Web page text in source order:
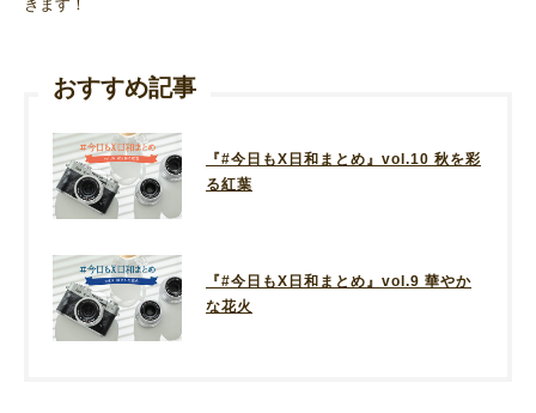
きます！
おすすめ記事
『#今日もX日和まとめ』vol.10 秋を彩
る紅葉
『#今日もX日和まとめ』vol.9 華やか
な花火